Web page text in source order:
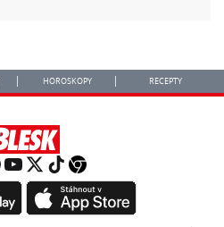
HOROSKOPY RECEPTY